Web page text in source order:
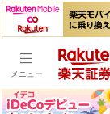
メニュー